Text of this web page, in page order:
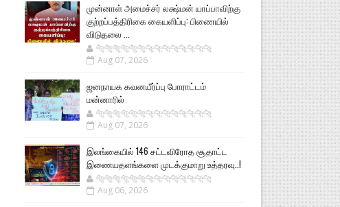
முன்னாள் அமைச்சர் லக்ஷ்மன் யாப்பாவிற்கு
குற்றப்பத்திரிகை கையளிப்பு: பிணையில்
விடுதலை ...
🐅🐅🐅🐅🐅🐅🐆🐆🐆🐆🐆🐆🐆🐆
Aug 07, 2026
ஜனநாயக கவனயீர்ப்பு போராட்டம்
மன்னாரில்
🐅🐅🐅🐅🐅🐅🐆🐆🐆🐆🐆🐆🐆🐆
Aug 07, 2026
இலங்கையில் 146 சட்டவிரோத சூதாட்ட
இணையதளங்களை முடக்குமாறு உத்தரவு..!
🐅🐅🐅🐅🐅🐅🐆🐆🐆🐆🐆🐆🐆🐆
Aug 06, 2026